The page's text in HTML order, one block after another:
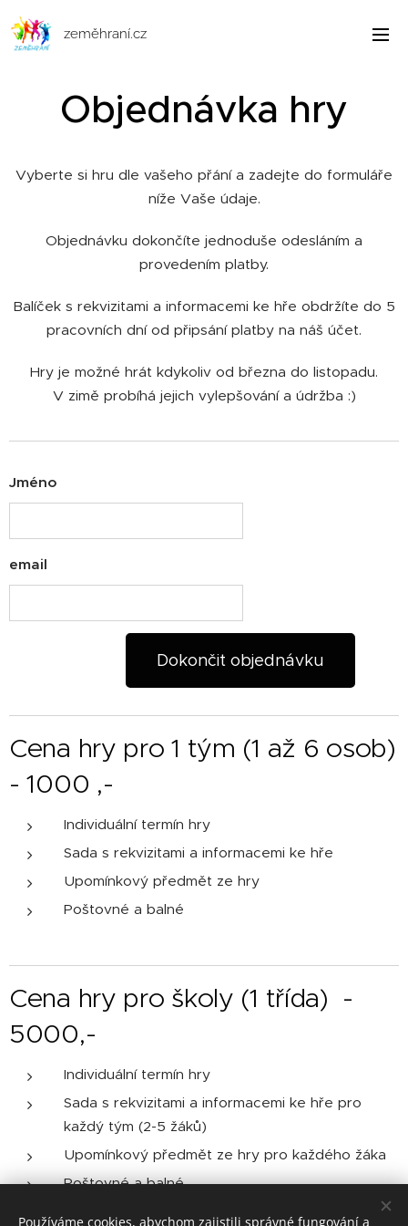
zeměhraní.cz
Objednávka hry
Vyberte si hru dle vašeho přání a zadejte do formuláře
níže Vaše údaje.
Objednávku dokončíte jednoduše odesláním a
provedením platby.
Balíček s rekvizitami a informacemi ke hře obdržíte do 5
pracovních dní od připsání platby na náš účet.
Hry je možné hrát kdykoliv od března do listopadu.
V zimě probíhá jejich vylepšování a údržba :)
Jméno
email
Dokončit objednávku
Cena hry pro 1 tým (1 až 6 osob)
- 1000 ,-
Individuální termín hry
Sada s rekvizitami a informacemi ke hře
Upomínkový předmět ze hry
Poštovné a balné
Cena hry pro školy (1 třída) -
5000,-
Individuální termín hry
Sada s rekvizitami a informacemi ke hře pro
každý tým (2-5 žáků)
Upomínkový předmět ze hry pro každého žáka
Poštovné a balné
Používáme cookies, abychom zajistili správné fungování a